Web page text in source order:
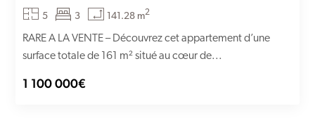
5 3 141.28 m2
RARE A LA VENTE – Découvrez cet appartement d’une
surface totale de 161 m² situé au cœur de...
1 100 000€